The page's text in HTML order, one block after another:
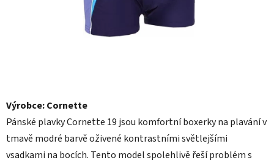
Výrobce: Cornette
Pánské plavky Cornette 19 jsou komfortní boxerky na plavání v
tmavě modré barvě oživené kontrastními světlejšími
vsadkami na bocích. Tento model spolehlivě řeší problém s